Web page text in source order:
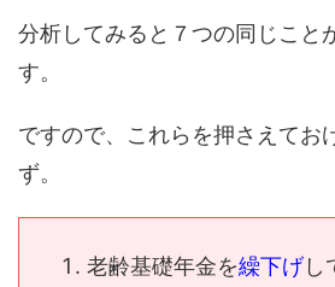
分析してみると７つの同じこと
す。
ですので、これらを押さえてお
ず。
老齢基礎年金を繰下げし